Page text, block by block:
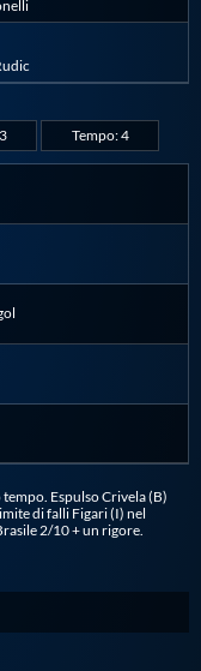
Tempo: 4
Espulso Crivela (B)
2/10 + un rigore.